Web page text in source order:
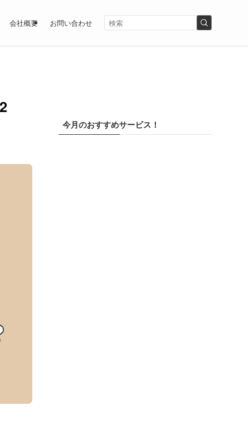
会社概要 お問い合わせ
今月のおすすめサービス！